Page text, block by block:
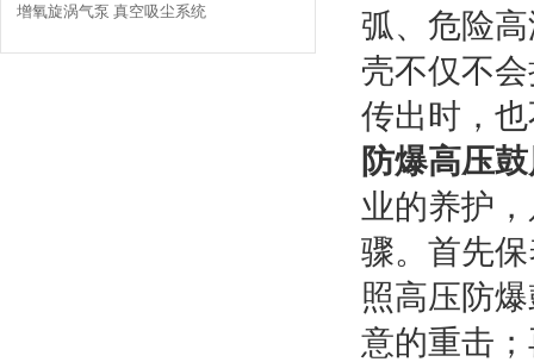
增氧旋涡气泵 真空吸尘系统
弧、危险
壳不仅不
传出时，
防爆高压
业的养护
骤。首先
照高压防
意的重击